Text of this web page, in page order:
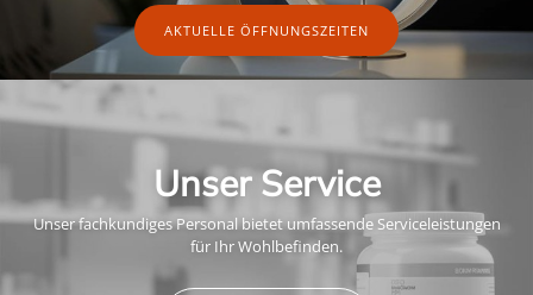
AKTUELLE ÖFFNUNGSZEITEN
Unser Service
Unser fachkundiges Personal bietet umfassende Serviceleistungen
für Ihr Wohlbefinden.